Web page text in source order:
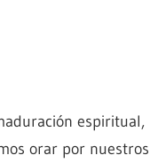
espiritual,
orar por nuestros